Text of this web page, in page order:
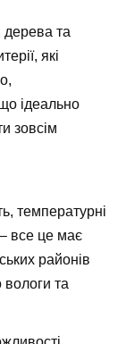
дерева та
які
ідеально
зовсім
температурні
все це має
районів
вологи та